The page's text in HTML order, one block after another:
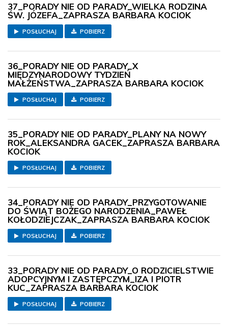
37_PORADY NIE OD PARADY_WIELKA RODZINA
ŚW. JÓZEFA_ZAPRASZA BARBARA KOCIOK
POSŁUCHAJ POBIERZ
36_PORADY NIE OD PARADY_X
MIĘDZYNARODOWY TYDZIEŃ
MAŁŻEŃSTWA_ZAPRASZA BARBARA KOCIOK
POSŁUCHAJ POBIERZ
35_PORADY NIE OD PARADY_PLANY NA NOWY
ROK_ALEKSANDRA GACEK_ZAPRASZA BARBARA
KOCIOK
POSŁUCHAJ POBIERZ
34_PORADY NIE OD PARADY_PRZYGOTOWANIE
DO ŚWIĄT BOŻEGO NARODZENIA_PAWEŁ
KOŁODZIEJCZAK_ZAPRASZA BARBARA KOCIOK
POSŁUCHAJ POBIERZ
33_PORADY NIE OD PARADY_O RODZICIELSTWIE
ADOPCYJNYM I ZASTĘPCZYM_IZA I PIOTR
KUC_ZAPRASZA BARBARA KOCIOK
POSŁUCHAJ POBIERZ